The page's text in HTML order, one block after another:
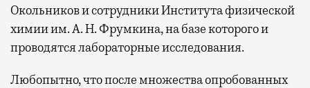
Окольников и сотрудники Института физической
химии им. А. Н. Фрумкина, на базе которого и
проводятся лабораторные исследования.
Любопытно, что после множества опробованных